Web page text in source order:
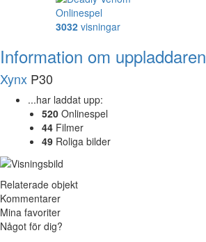
Onlinespel
3032 visningar
Information om uppladdaren
Xynx P30
...har laddat upp:
520 Onlinespel
44 Filmer
49 Roliga bilder
Relaterade objekt
Kommentarer
Mina favoriter
Något för dig?